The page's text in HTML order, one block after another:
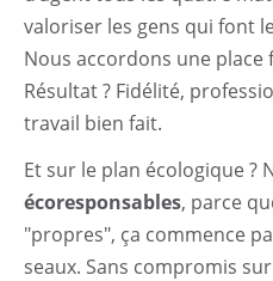
valoriser les gens qui font
Nous accordons une
Résultat ? Fidélité,
travail bien fait.
Et sur le plan écologique ?
écoresponsables, parce
"propres", ça commence
seaux. Sans compromis